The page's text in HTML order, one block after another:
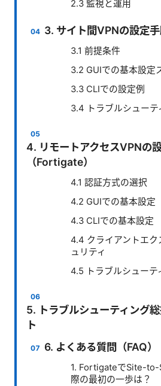
2.3 監視と運用
3. サイト間VPNの設定
3.1 前提条件
3.2 GUIでの基本設定
3.3 CLIでの設定例
3.4 トラブルシューテ
4. リモートアクセスVPNの
（Fortigate）
4.1 認証方式の選択
4.2 GUIでの基本設定
4.3 CLIでの基本設定
4.4 クライアントエク
ュリティ
4.5 トラブルシューテ
5. トラブルシューティング
ト
6. よくある質問（FAQ）
1. FortigateでSite-to-
際の最初の一歩は？